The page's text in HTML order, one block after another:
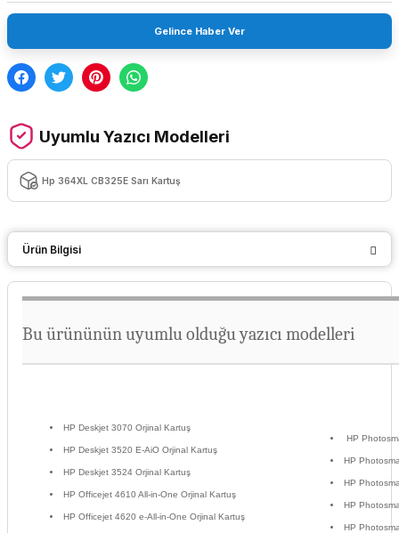
Gelince Haber Ver
Uyumlu Yazıcı Modelleri
Hp 364XL CB325E Sarı Kartuş
Ürün Bilgisi
Bu ürününün uyumlu olduğu yazıcı modelleri
HP Deskjet 3070 Orjinal Kartuş
HP Deskjet 3520 E-AiO Orjinal Kartuş
HP Deskjet 3524 Orjinal Kartuş
HP Officejet 4610 All-in-One Orjinal Kartuş
HP Officejet 4620 e-All-in-One Orjinal Kartuş
HP
HP
HP
HP
HP